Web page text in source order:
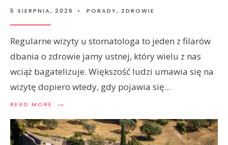
5 SIERPNIA, 2026 • PORADY, ZDROWIE
Regularne wizyty u stomatologa to jeden z filarów
dbania o zdrowie jamy ustnej, który wielu z nas
wciąż bagatelizuje. Większość ludzi umawia się na
wizytę dopiero wtedy, gdy pojawia się...
READ MORE →